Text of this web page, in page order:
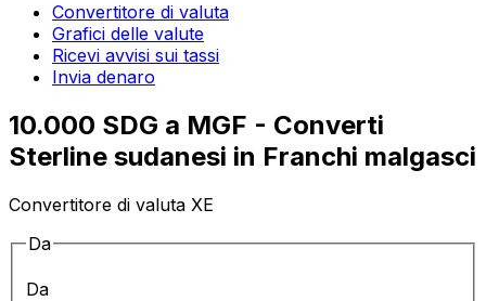
Convertitore di valuta
Grafici delle valute
Ricevi avvisi sui tassi
Invia denaro
10.000 SDG a MGF - Converti
Sterline sudanesi in Franchi malgasci
Convertitore di valuta XE
Da
Da